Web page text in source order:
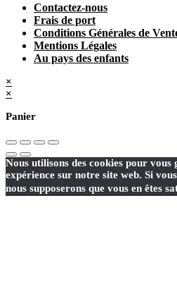
Contactez-nous
Frais de port
Conditions Générales de
Mentions Légales
Au pays des enfants
×
×
Panier
Nous utilisons des cookies pour
expérience sur notre site web. Si
nous supposerons que vous en êtes